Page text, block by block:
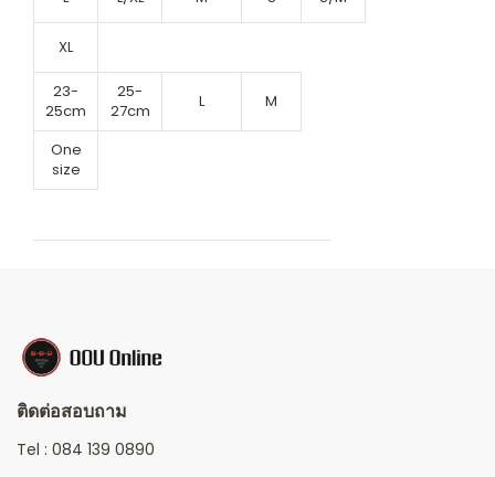
XL
23-
25cm
25-
27cm
L M
One
size
ติดต่อสอบถาม
Tel : 084 139 0890